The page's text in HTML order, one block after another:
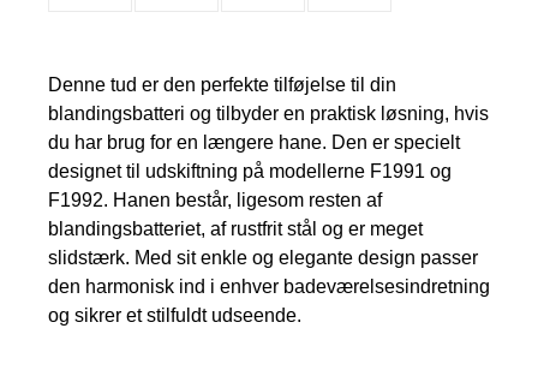
Denne tud er den perfekte tilføjelse til din
blandingsbatteri og tilbyder en praktisk løsning, hvis
du har brug for en længere hane. Den er specielt
designet til udskiftning på modellerne F1991 og
F1992. Hanen består, ligesom resten af
blandingsbatteriet, af rustfrit stål og er meget
slidstærk. Med sit enkle og elegante design passer
den harmonisk ind i enhver badeværelsesindretning
og sikrer et stilfuldt udseende.